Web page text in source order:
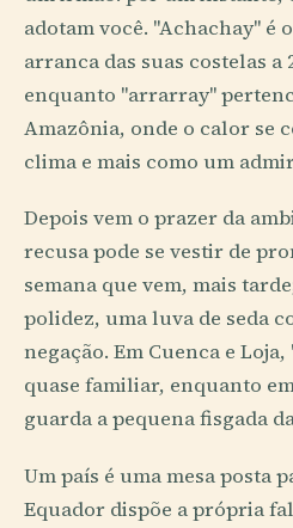
adotam você. "Achachay" é
arranca das suas costelas a
enquanto "arrarray"
Amazônia, onde o calor se
clima e mais como um
Depois vem o prazer da
recusa pode se vestir de
semana que vem, mais
polidez, uma luva de seda
negação. Em Cuenca e
quase familiar, enquanto
guarda a pequena fisgada
Um país é uma mesa posta
Equador dispõe a própria